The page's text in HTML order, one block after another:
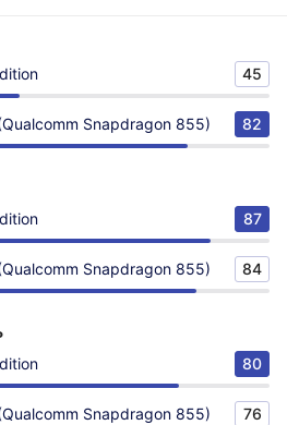
45
Snapdragon 855) 82
87
Snapdragon 855) 84
80
Snapdragon 855) 76